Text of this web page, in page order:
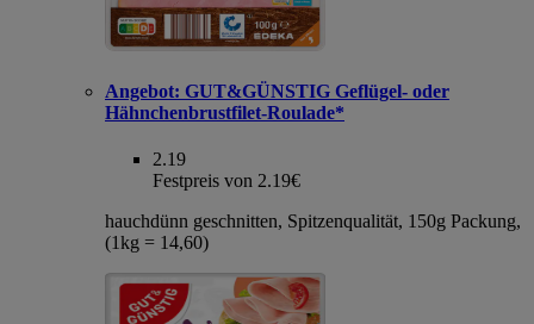
Angebot: GUT&GÜNSTIG Geflügel- oder
Hähnchenbrustfilet-Roulade*
2.19
Festpreis von 2.19€
hauchdünn geschnitten, Spitzenqualität, 150g Packung,
(1kg = 14,60)